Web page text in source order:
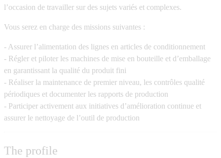
l’occasion de travailler sur des sujets variés et complexes.
Vous serez en charge des missions suivantes :
- Assurer l’alimentation des lignes en articles de conditionnement
- Régler et piloter les machines de mise en bouteille et d’emballage
en garantissant la qualité du produit fini
- Réaliser la maintenance de premier niveau, les contrôles qualité
périodiques et documenter les rapports de production
- Participer activement aux initiatives d’amélioration continue et
assurer le nettoyage de l’outil de production
The profile